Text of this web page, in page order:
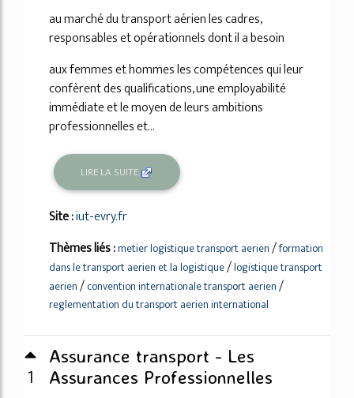
au marché du transport aérien les cadres,
responsables et opérationnels dont il a besoin
aux femmes et hommes les compétences qui leur
confèrent des qualifications, une employabilité
immédiate et le moyen de leurs ambitions
professionnelles et...
LIRE LA SUITE
Site :iut-evry.fr
Thèmes liés :metier logistique transport aerien/formation
dans le transport aerien et la logistique/logistique transport
aerien/convention internationale transport aerien/
reglementation du transport aerien international
1
Assurance transport - Les
Assurances Professionnelles